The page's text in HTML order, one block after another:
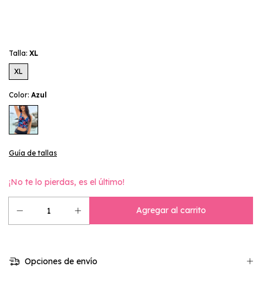
Talla: XL
XL
Color: Azul
Guía de tallas
¡No te lo pierdas, es el último!
Opciones de envío